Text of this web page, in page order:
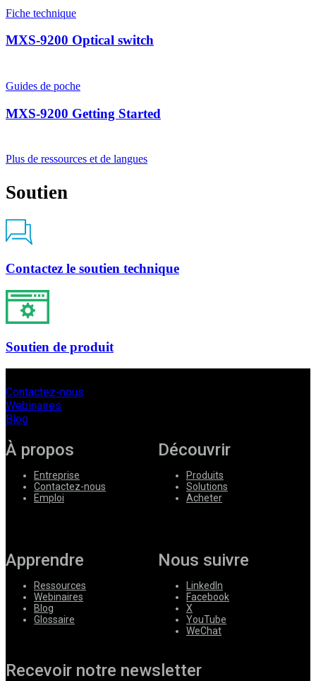
Fiche technique
MXS-9200 Optical switch
Guides de poche
MXS-9200 Getting Started
Plus de ressources et de langues
Soutien
Contactez le soutien technique
Soutien de produit
Contactez-nous
Webinaires
Blog
À propos
Entreprise
Contactez-nous
Emploi
Découvrir
Produits
Solutions
Acheter
Apprendre
Ressources
Webinaires
Blog
Glossaire
Nous suivre
LinkedIn
Facebook
X
YouTube
WeChat
Recevoir notre newsletter